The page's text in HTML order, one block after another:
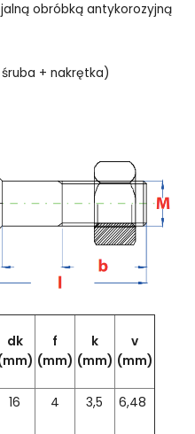
obróbką antykorozyjną
+ nakrętka)
dk
f
(mm)
k
(mm)
v
(mm)
16 4 3,5 6,48